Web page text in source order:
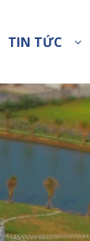
TIN TỨC